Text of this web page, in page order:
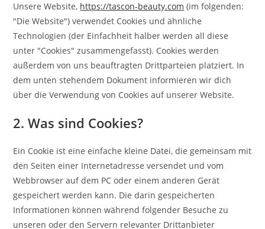
Unsere Website, https://tascon-beauty.com (im folgenden:
"Die Website") verwendet Cookies und ähnliche
Technologien (der Einfachheit halber werden all diese
unter "Cookies" zusammengefasst). Cookies werden
außerdem von uns beauftragten Drittparteien platziert. In
dem unten stehendem Dokument informieren wir dich
über die Verwendung von Cookies auf unserer Website.
2. Was sind Cookies?
Ein Cookie ist eine einfache kleine Datei, die gemeinsam mit
den Seiten einer Internetadresse versendet und vom
Webbrowser auf dem PC oder einem anderen Gerät
gespeichert werden kann. Die darin gespeicherten
Informationen können während folgender Besuche zu
unseren oder den Servern relevanter Drittanbieter